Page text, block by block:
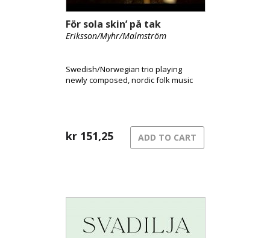
För sola skin’ på tak
Eriksson/Myhr/Malmström
Swedish/Norwegian trio playing
newly composed, nordic folk music
kr 151,25 ADD TO CART